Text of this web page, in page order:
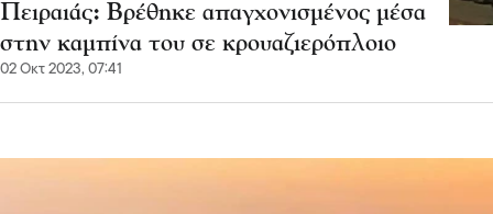
Πειραιάς: Βρέθηκε απαγχονισμένος μέσα
στην καμπίνα του σε κρουαζιερόπλοιο
02 Οκτ 2023, 07:41